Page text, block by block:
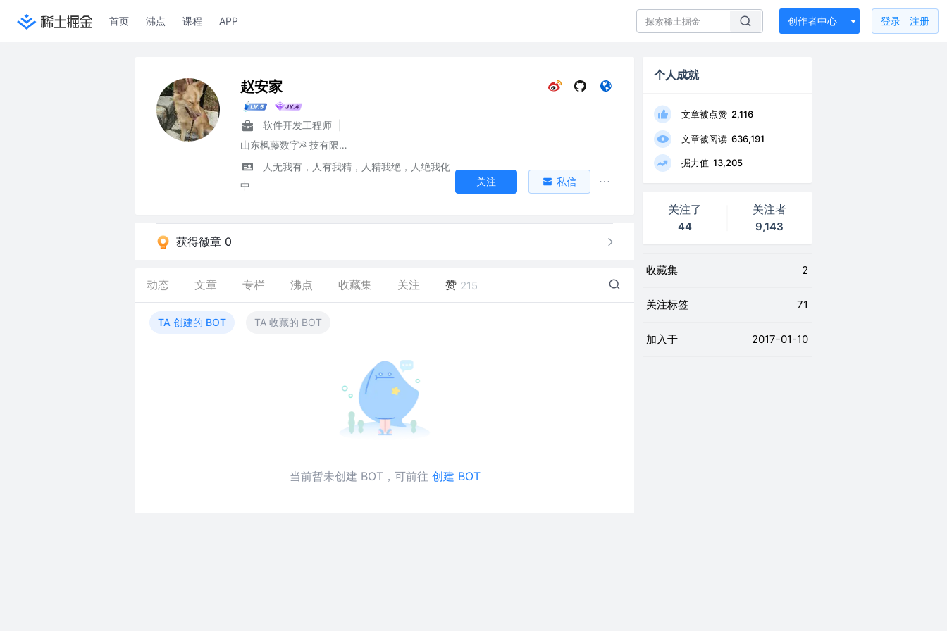
首页 沸点 课程 APP 创作者中心 登录 注册
赵安家
软件开发工程师
山东枫藤数字科技有限公司
人无我有，人有我精，人精我绝，人绝我化
中
关注 私信
获得徽章 0
动态 文章 专栏 沸点 收藏集 关注 赞 215
TA 创建的 BOT TA 收藏的 BOT
当前暂未创建 BOT，可前往 创建 BOT
个人成就
文章被点赞 2,116
文章被阅读 636,191
掘力值 13,205
关注了
44
关注者
9,143
收藏集 2
关注标签 71
加入于 2017-01-10